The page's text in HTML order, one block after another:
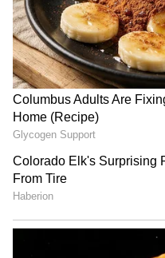
அமலாக்கத்துறை
ஆதவ் அர்ஜுனா?
LATEST VIDEOS
தூத்துக்குடி
கோயில் திருவிழா
திரளான பக்தர்கள்
நம்பர் 1